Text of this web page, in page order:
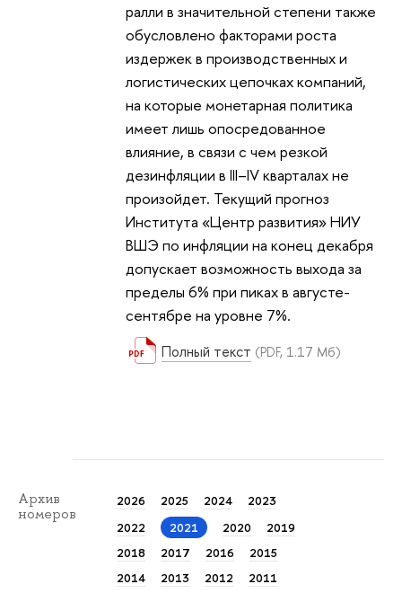
ралли в значительной степени также
обусловлено факторами роста
издержек в производственных и
логистических цепочках компаний,
на которые монетарная политика
имеет лишь опосредованное
влияние, в связи с чем резкой
дезинфляции в III–IV кварталах не
произойдет. Текущий прогноз
Института «Центр развития» НИУ
ВШЭ по инфляции на конец декабря
допускает возможность выхода за
пределы 6% при пиках в августе-
сентябре на уровне 7%.
Полный текст (PDF, 1.17 Мб)
Архив
номеров
2026 2025 2024
2023
2022
2021 2020
2019
2018
2017 2016
2015
2014
2013 2012 2011